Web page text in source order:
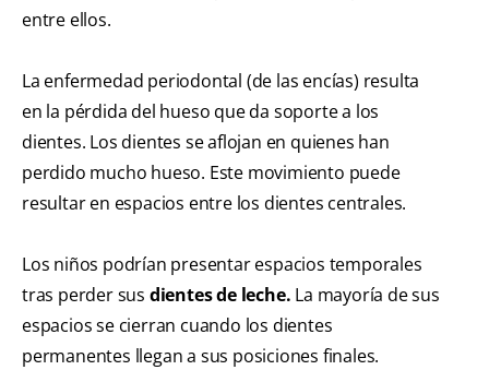
entre ellos.
La enfermedad periodontal (de las encías) resulta
en la pérdida del hueso que da soporte a los
dientes. Los dientes se aflojan en quienes han
perdido mucho hueso. Este movimiento puede
resultar en espacios entre los dientes centrales.
Los niños podrían presentar espacios temporales
tras perder sus dientes de leche. La mayoría de sus
espacios se cierran cuando los dientes
permanentes llegan a sus posiciones finales.